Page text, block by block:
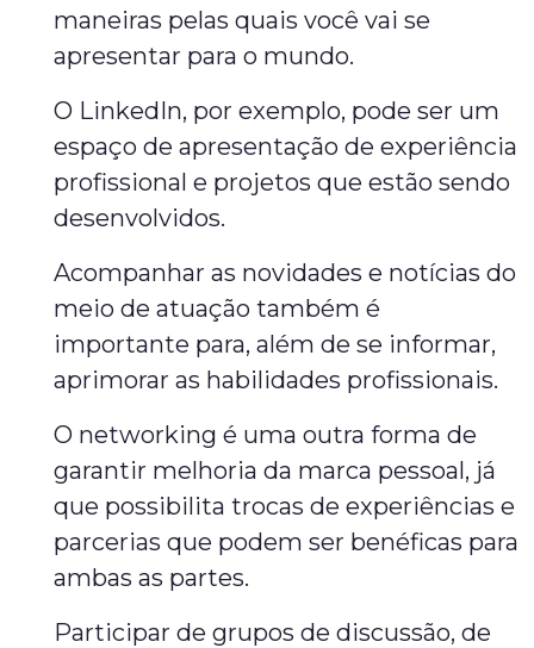
maneiras pelas quais você vai se
apresentar para o mundo.
O LinkedIn, por exemplo, pode ser um
espaço de apresentação de experiência
profissional e projetos que estão sendo
desenvolvidos.
Acompanhar as novidades e notícias do
meio de atuação também é
importante para, além de se informar,
aprimorar as habilidades profissionais.
O networking é uma outra forma de
garantir melhoria da marca pessoal, já
que possibilita trocas de experiências e
parcerias que podem ser benéficas para
ambas as partes.
Participar de grupos de discussão, de